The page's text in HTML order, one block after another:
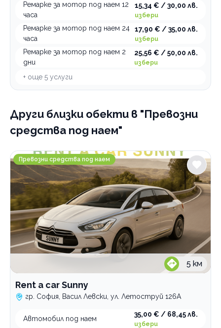
Ремарке за мотор под наем 12
часа
15,34 € / 30,00 лв.
избери
Ремарке за мотор под наем 24
часа
17,90 € / 35,00 лв.
избери
Ремарке за мотор под наем 2
дни
25,56 € / 50,00 лв.
избери
+ още 5 услуги
Други близки обекти в "Превозни
средства под наем"
Rent a car Sunny
Превозни средства под наем
5 км
Rent a car Sunny
гр. София, Васил Левски, ул. Летоструй 126А
Автомобил под наем
35,00 € / 68,45 лв.
избери
Превозни средства под наем
Пътна помощ
Сервиз за гуми
По домовете